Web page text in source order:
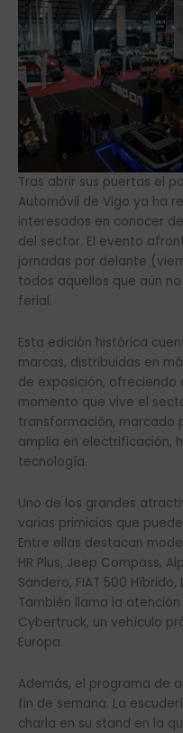
Tras abrir sus puertas el
Automóvil de Vigo ya ha
interesados en conocer
del sector. El evento
jornadas por delante
todos aquellos que aún
ferial.
Esta edición histórica
marcas, distribuidas en
de exposición,
momento que vive el
transformación, marcado
amplia en electrificación,
tecnología.
Uno de los grandes
varias primicias que
Entre ellas destacan
HR Plus, Jeep Compass,
Sandero, FIAT 500 Híbrido,
También llama la
Cybertruck, un vehículo
Europa.
Además, el programa de
fin de semana. La
charla en su stand en la